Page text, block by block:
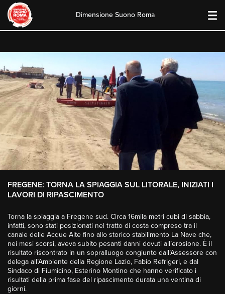
content
Dimensione Suono Roma
FREGENE: TORNA LA SPIAGGIA SUL LITORALE, INIZIATI I
LAVORI DI RIPASCIMENTO
Torna la spiaggia a Fregene sud. Circa 16mila metri cubi di sabbia,
infatti, sono stati posizionati nel tratto di costa compreso tra il
canale delle Acque Alte fino allo storico stabilimento La Nave che,
nei mesi scorsi, aveva subito pesanti danni dovuti all’erosione. È il
risultato riscontrato in un sopralluogo congiunto dall’Assessore con
delega all’Ambiente della Regione Lazio, Fabio Refrigeri, e dal
Sindaco di Fiumicino, Esterino Montino che hanno verificato i
risultati della prima fase del ripascimento durata una ventina di
giorni.